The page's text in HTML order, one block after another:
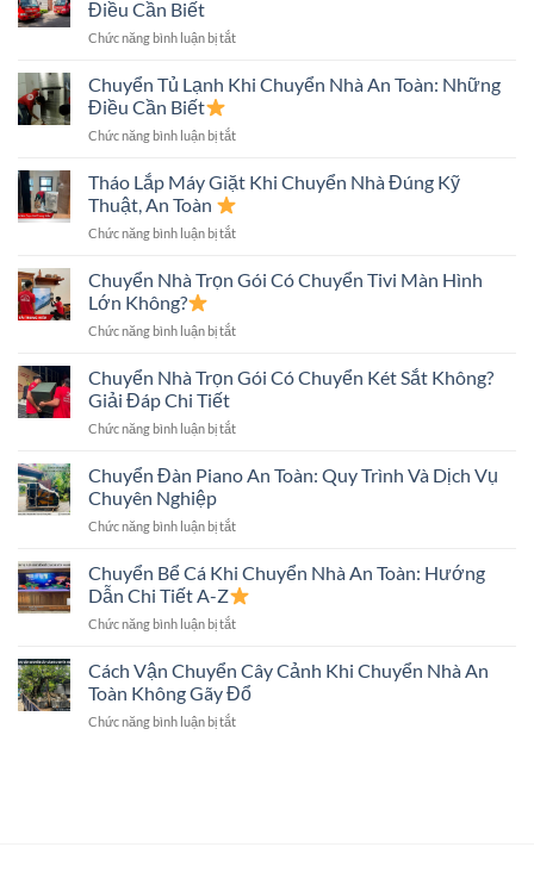
Nhanh
Nhanh,
Toàn,
Chi
Điều Cần Biết
Chức năng bình luận bị tắtở
Nhà
An
Quy
Những
Cần
Chuyển Tủ Lạnh Khi Chuyển Nhà An Toàn: Những
Điều Cần Biết
Chức năng bình luận bị tắtở
Tủ
Chuyển
An
Điều
Biết
Tháo Lắp Máy Giặt Khi Chuyển Nhà Đúng Kỹ
Thuật, An Toàn
Chức năng bình luận bị tắtở
Lắp
Khi
Nhà
Thuật,
Toàn
Chuyển Nhà Trọn Gói Có Chuyển Tivi Màn Hình
Lớn Không?
Chức năng bình luận bị tắtở
Nhà
Có
Tivi
Lớn
Chuyển Nhà Trọn Gói Có Chuyển Két Sắt Không?
Giải Đáp Chi Tiết
Chức năng bình luận bị tắtở
Nhà
Có
Két
Sắt
Không?
Giải
Chi
Tiết
Chuyển Đàn Piano An Toàn: Quy Trình Và Dịch Vụ
Chuyên Nghiệp
Chức năng bình luận bị tắtở
Đàn
Piano
An
Toàn:
Trình
Và
Vụ
Chuyển Bể Cá Khi Chuyển Nhà An Toàn: Hướng
Dẫn Chi Tiết A-Z
Chức năng bình luận bị tắtở
Bể
Cá
Khi
Chuyển
Cách Vận Chuyển Cây Cảnh Khi Chuyển Nhà An
Toàn Không Gãy Đổ
Chức năng bình luận bị tắtở